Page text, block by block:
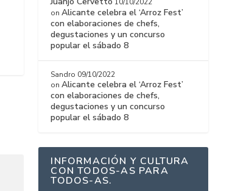
onAlicante celebra el ‘Arroz Fest’
con elaboraciones de chefs,
degustaciones y un concurso
popular el sábado 8
Sandro 09/10/2022
onAlicante celebra el ‘Arroz Fest’
con elaboraciones de chefs,
degustaciones y un concurso
popular el sábado 8
INFORMACIÓN Y CULTURA
CON TODOS-AS PARA
TODOS-AS.